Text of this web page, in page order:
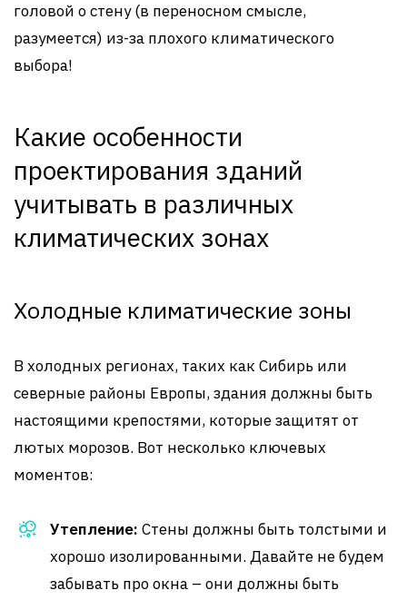
головой о стену (в переносном смысле,
разумеется) из-за плохого климатического
выбора!
Какие особенности
проектирования зданий
учитывать в различных
климатических зонах
Холодные климатические зоны
В холодных регионах, таких как Сибирь или
северные районы Европы, здания должны быть
настоящими крепостями, которые защитят от
лютых морозов. Вот несколько ключевых
моментов:
Утепление: Стены должны быть толстыми и
хорошо изолированными. Давайте не будем
забывать про окна – они должны быть